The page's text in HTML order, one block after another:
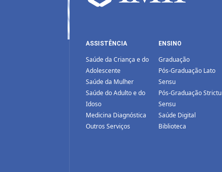
ASSISTÊNCIA
Saúde da Criança e do
Adolescente
Saúde da Mulher
Saúde do Adulto e do
Idoso
Medicina Diagnóstica
Outros Serviços
ENSINO
Graduação
Pós-Graduação Lato
Sensu
Pós-Graduação Strictu
Sensu
Saúde Digital
Biblioteca